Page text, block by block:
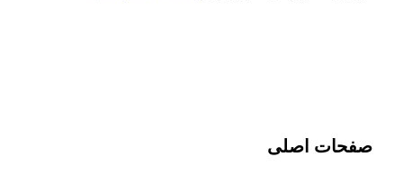
صفحات اصلی